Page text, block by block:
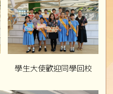
學生大使歡迎同學回校